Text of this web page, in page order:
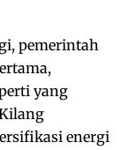
pemerintah
yang
energi